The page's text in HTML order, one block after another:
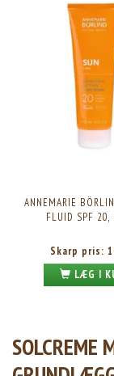
ANNEMARIE
FLUID SPF
Skarp pris:
LÆG I
SOLCREME